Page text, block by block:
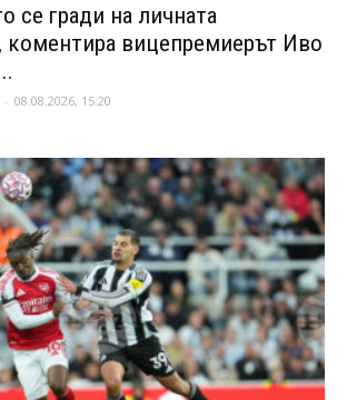
се гради на личната
коментира вицепремиерът Иво
- 08.08.2026, 15:20